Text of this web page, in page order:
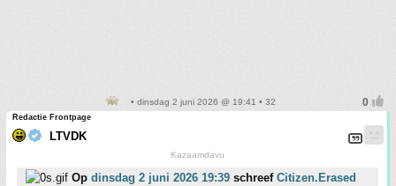
• dinsdag 2 juni 2026 @ 19:41 • 32
Redactie Frontpage
LTVDK
Kazaamdavu
Op dinsdag 2 juni 2026 19:39 schreef Citizen.Erased